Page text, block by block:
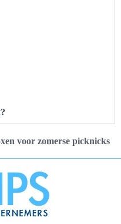
voor zomerse picknicks